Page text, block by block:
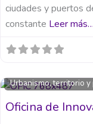
ciudades y puertos
constante Leer más…
Urbanismo, territorio y
Oficina de